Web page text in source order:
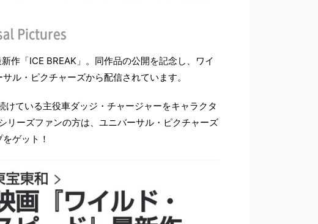
作「ICE BREAK」。同作品の公開を記念し、ワイ
ル・ピクチャーズから配信されています。
ている主役車ダッジ・チャージャーをキャラクタ
リーズファンの方は、ユニバーサル・ピクチャーズ
ゲット！